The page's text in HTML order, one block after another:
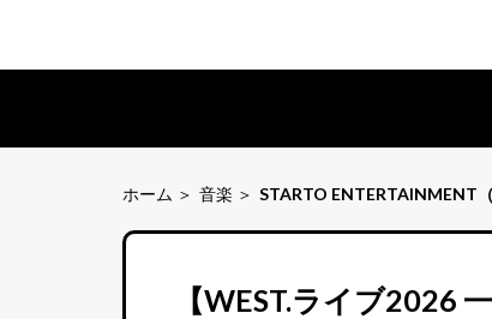
ホーム 音楽 STARTO ENTERTAINMENT
【WEST.ライブ2026